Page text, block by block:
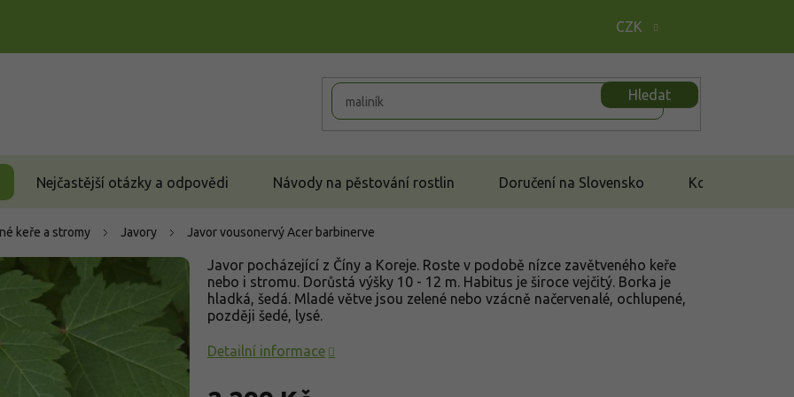
CZK
Hledat
Nejčastější otázky a odpovědi Návody na pěstování rostlin Doručení na Slovensko Kontakt
keře a stromy Javory Javor vousonervýAcer barbinerve
Javor pocházející z Číny a Koreje. Roste v podobě nízce zavětveného keře
nebo i stromu. Dorůstá výšky 10 - 12 m. Habitus je široce vejčitý. Borka je
hladká, šedá. Mladé větve jsou zelené nebo vzácně načervenalé, ochlupené,
později šedé, lysé.
Detailní informace